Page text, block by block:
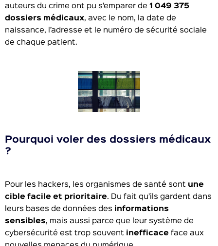
auteurs du crime ont pu s’emparer de 1 049 375
dossiers médicaux, avec le nom, la date de
naissance, l’adresse et le numéro de sécurité sociale
de chaque patient.
Pourquoi voler des dossiers médicaux
?
Pour les hackers, les organismes de santé sont une
cible facile et prioritaire. Du fait qu’ils gardent dans
leurs bases de données des informations
sensibles, mais aussi parce que leur système de
cybersécurité est trop souvent inefficace face aux